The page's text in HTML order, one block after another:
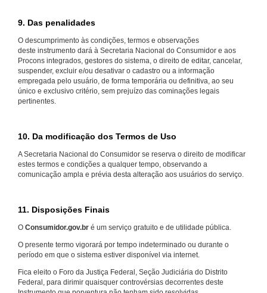
9. Das penalidades
O descumprimento às condições, termos e observações
deste instrumento dará à Secretaria Nacional do Consumidor e aos
Procons integrados, gestores do sistema, o direito de editar, cancelar,
suspender, excluir e/ou desativar o cadastro ou a informação
empregada pelo usuário, de forma temporária ou definitiva, ao seu
único e exclusivo critério, sem prejuízo das cominações legais
pertinentes.
10. Da modificação dos Termos de Uso
A Secretaria Nacional do Consumidor se reserva o direito de modificar
estes termos e condições a qualquer tempo, observando a
comunicação ampla e prévia desta alteração aos usuários do serviço.
11. Disposições Finais
O Consumidor.gov.br é um serviço gratuito e de utilidade pública.
O presente termo vigorará por tempo indeterminado ou durante o
período em que o sistema estiver disponível via internet.
Fica eleito o Foro da Justiça Federal, Seção Judiciária do Distrito
Federal, para dirimir quaisquer controvérsias decorrentes deste